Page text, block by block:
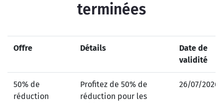
terminées
Offre Détails
Date de
validité
50% de
réduction
Profitez de 50% de
réduction pour les
26/07/2026